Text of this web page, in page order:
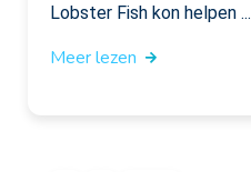
Lobster Fish kon helpen ...
Meer lezen